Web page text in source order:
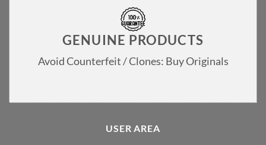
GENUINE PRODUCTS
Avoid Counterfeit / Clones: Buy Originals
USER AREA